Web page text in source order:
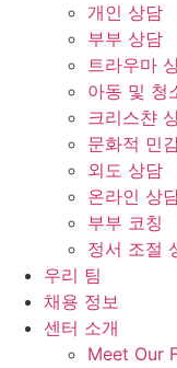
개인 상담
부부 상담
트라우마
아동 및 청
크리스챤
문화적 민
외도 상담
온라인 상
부부 코칭
정서 조절
우리 팀
채용 정보
센터 소개
Meet Our